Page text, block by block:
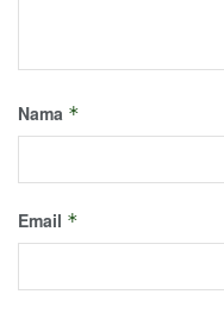
Nama *
Email *